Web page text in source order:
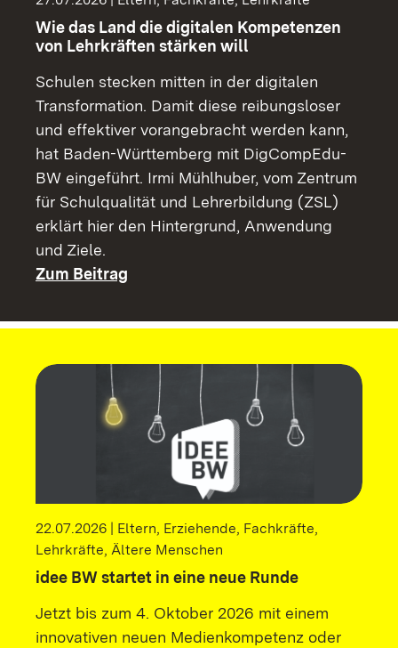
Wie das Land die digitalen Kompetenzen
von Lehrkräften stärken will
Schulen stecken mitten in der digitalen
Transformation. Damit diese reibungsloser
und effektiver vorangebracht werden kann,
hat Baden-Württemberg mit DigCompEdu-
BW eingeführt. Irmi Mühlhuber, vom Zentrum
für Schulqualität und Lehrerbildung (ZSL)
erklärt hier den Hintergrund, Anwendung
und Ziele.
Zum Beitrag
22.07.2026 | Eltern, Erziehende, Fachkräfte,
Lehrkräfte, Ältere Menschen
idee BW startet in eine neue Runde
Jetzt bis zum 4. Oktober 2026 mit einem
innovativen neuen Medienkompetenz oder